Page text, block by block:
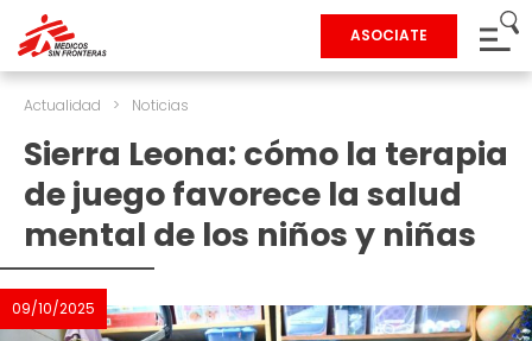
ASOCIATE
Actualidad > Noticias
Sierra Leona: cómo la terapia
de juego favorece la salud
mental de los niños y niñas
09/10/2025